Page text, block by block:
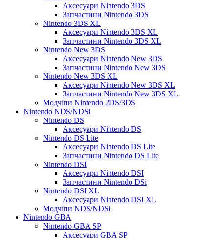
Аксесуари Nintendo 3DS
Запчастини Nintendo 3DS
Nintendo 3DS XL
Аксесуари Nintendo 3DS XL
Запчастини Nintendo 3DS XL
Nintendo New 3DS
Аксесуари Nintendo New 3DS
Запчастини Nintendo New 3DS
Nintendo New 3DS XL
Аксесуари Nintendo New 3DS XL
Запчастини Nintendo New 3DS XL
Модчіпи Nintendo 2DS/3DS
Nintendo NDS/NDSi
Nintendo DS
Аксесуари Nintendo DS
Nintendo DS Lite
Аксесуари Nintendo DS Lite
Запчастини Nintendo DS Lite
Nintendo DSI
Аксесуари Nintendo DSI
Запчастини Nintendo DSi
Nintendo DSI XL
Аксесуари Nintendo DSI XL
Модчіпи NDS/NDSi
Nintendo GBA
Nintendo GBA SP
Аксесуари GBA SP